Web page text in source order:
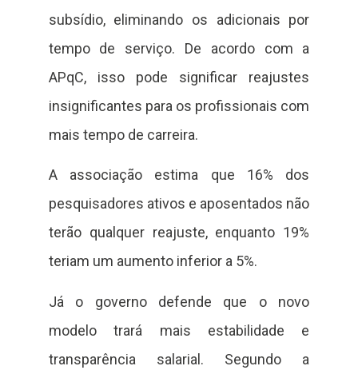
subsídio, eliminando os adicionais por
tempo de serviço. De acordo com a
APqC, isso pode significar reajustes
insignificantes para os profissionais com
mais tempo de carreira.
A associação estima que 16% dos
pesquisadores ativos e aposentados não
terão qualquer reajuste, enquanto 19%
teriam um aumento inferior a 5%.
Já o governo defende que o novo
modelo trará mais estabilidade e
transparência salarial. Segundo a